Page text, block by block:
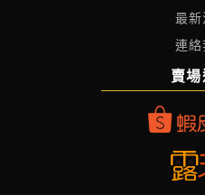
最新
連絡
賣